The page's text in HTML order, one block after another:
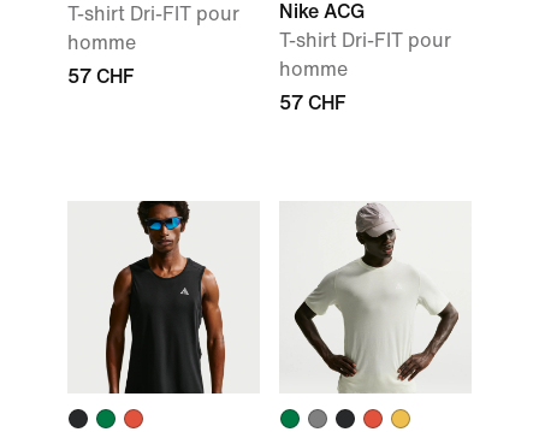
T-shirt Dri-FIT pour
homme
57 CHF
Nike ACG
T-shirt Dri-FIT pour
homme
57 CHF